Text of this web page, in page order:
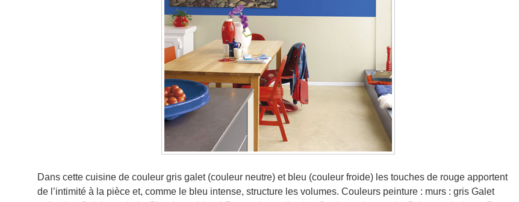
Dans cette cuisine de couleur gris galet (couleur neutre) et bleu (couleur froide) les touches de rouge apportent
de l’intimité à la pièce et, comme le bleu intense, structure les volumes. Couleurs peinture : murs : gris Galet